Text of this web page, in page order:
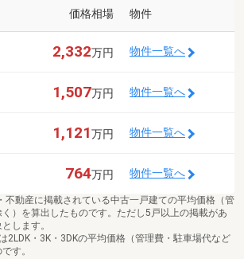
価格相場 物件
2,332万円 物件一覧へ
1,507万円 物件一覧へ
1,121万円 物件一覧へ
764万円 物件一覧へ
不動産に掲載されている中古一戸建ての平均価格（管
）を算出したものです。ただし5戸以上の掲載があ
します。
2LDK・3K・3DKの平均価格（管理費・駐車場代など
す。